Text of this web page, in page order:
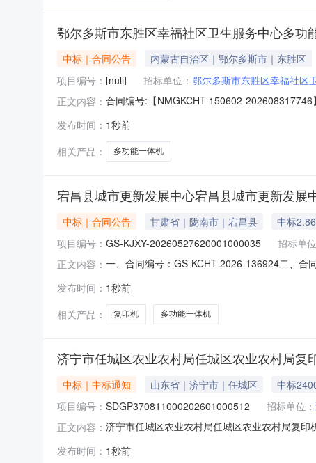
鄂尔多斯市东胜区幸福社区卫生服务中心多功
中标｜合同公告 内蒙古自治区｜鄂尔多斯市｜东胜区
项目编号： [null] 招标单位： 鄂尔多斯市东胜区幸福社区
正文内容： 合同编号:【NMGKCHT-150602-
部】地址：伊化北路10号街坊联系人：敖登花
发布时间： 1秒前
相关产品：
多功能一体机
宕昌县城市更新发展中心宕昌县城市更新发
中标｜合同公告 甘肃省｜陇南市｜宕昌县
中标
项目编号： GS-KJXY-20260527620001000035 招标单位
正文内容： 一、合同编号：GS-KCHT-2026-136924二、合
昌县皓诚电子商贸有限责任公司地址：甘肃省
发布时间： 1秒前
相关产品：
复印机 多功能一体机
济宁市任城区农业农村局任城区农业农村局复
中标｜中标通知 山东省｜济宁市｜任城区
中标
项目编号： SDGP370811000202601000512 招标单位：
正文内容： 济宁市任城区农业农村局任城区农业农村局复
能一体机山东科讯天成智能技术有限公司
发布时间： 1秒前